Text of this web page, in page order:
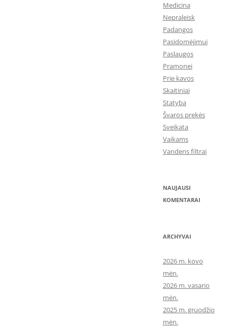
Medicina
Nepraleisk
Padangos
Pasidomėjimui
Paslaugos
Pramonei
Prie kavos
Skaitiniai
Statyba
Švaros prekės
Sveikata
Vaikams
Vandens filtrai
NAUJAUSI
KOMENTARAI
ARCHYVAI
2026 m. kovo
mėn.
2026 m. vasario
mėn.
2025 m. gruodžio
mėn.